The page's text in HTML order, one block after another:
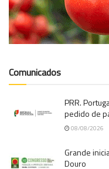
Comunicados
PRR.
pedido de
08/08/2026
Grande
Douro